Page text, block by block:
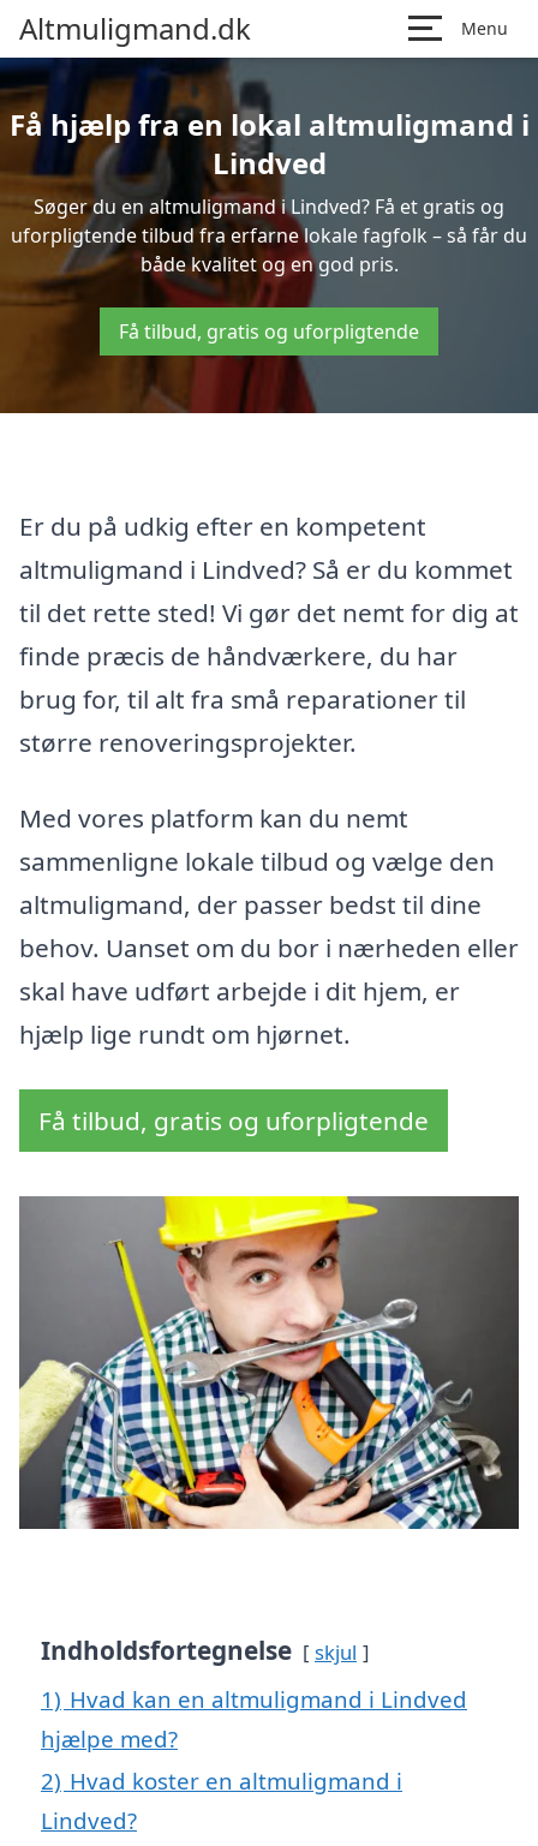
Altmuligmand.dk Menu
Få hjælp fra en lokal altmuligmand i
Lindved
Søger du en altmuligmand i Lindved? Få et gratis og
uforpligtende tilbud fra erfarne lokale fagfolk – så får du
både kvalitet og en god pris.
Få tilbud, gratis og uforpligtende
Er du på udkig efter en kompetent
altmuligmand i Lindved? Så er du kommet
til det rette sted! Vi gør det nemt for dig at
finde præcis de håndværkere, du har
brug for, til alt fra små reparationer til
større renoveringsprojekter.
Med vores platform kan du nemt
sammenligne lokale tilbud og vælge den
altmuligmand, der passer bedst til dine
behov. Uanset om du bor i nærheden eller
skal have udført arbejde i dit hjem, er
hjælp lige rundt om hjørnet.
Få tilbud, gratis og uforpligtende
Indholdsfortegnelse skjul
1) Hvad kan en altmuligmand i Lindved
hjælpe med?
2) Hvad koster en altmuligmand i
Lindved?